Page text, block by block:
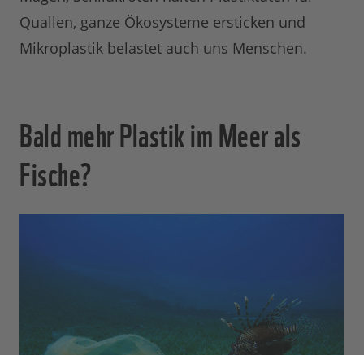
Quallen, ganze Ökosysteme ersticken und
Mikroplastik belastet auch uns Menschen.
Bald mehr Plastik im Meer als
Fische?